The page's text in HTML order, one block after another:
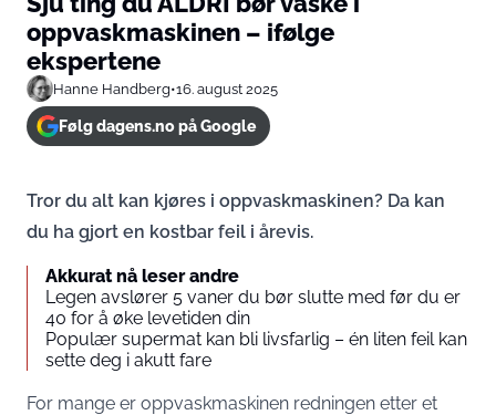
oppvaskmaskinen – ifølge
ekspertene
Hanne Handberg•16. august 2025
Følg dagens.no på Google
Tror du alt kan kjøres i oppvaskmaskinen? Da kan
du ha gjort en kostbar feil i årevis.
Akkurat nå leser andre
Legen avslører 5 vaner du bør slutte med før du er
40 for å øke levetiden din
Populær supermat kan bli livsfarlig – én liten feil kan
sette deg i akutt fare
For mange er oppvaskmaskinen redningen etter et